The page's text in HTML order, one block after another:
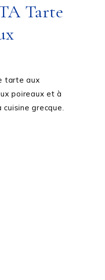
Tarte
tarte aux
poireaux et à
grecque.